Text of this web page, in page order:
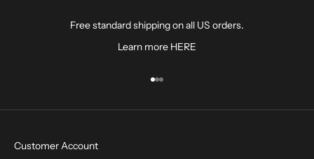
Free standard shipping on all US orders.
Learn more HERE
Aller à l'élément 1
Aller à l'élément 2
Aller à l'élément 3
Customer Account